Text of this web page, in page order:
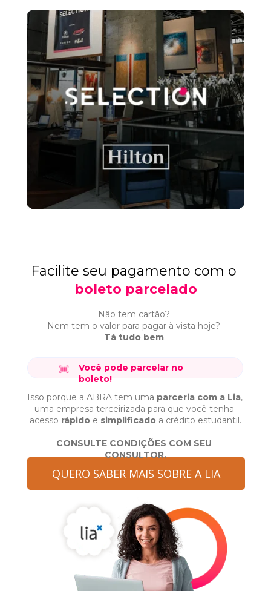
Facilite seu pagamento com
boleto parcelado
Não tem cartão?
Nem tem o valor para pagar à vista hoje?
Tá tudo bem.
Você pode parcelar no
boleto!
Isso porque a ABRA tem uma parceria com a Lia,
uma empresa terceirizada para que você tenha
acesso rápido e simplificado a crédito estudantil.
CONSULTE CONDIÇÕES COM SEU
CONSULTOR.
QUERO SABER MAIS SOBRE A LIA